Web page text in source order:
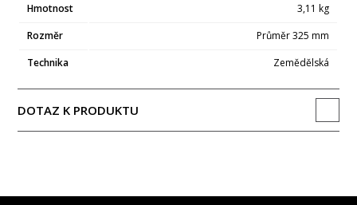
Hmotnost
3,11 kg
Rozměr
Průměr 325 mm
Technika
Zemědělská
DOTAZ K PRODUKTU